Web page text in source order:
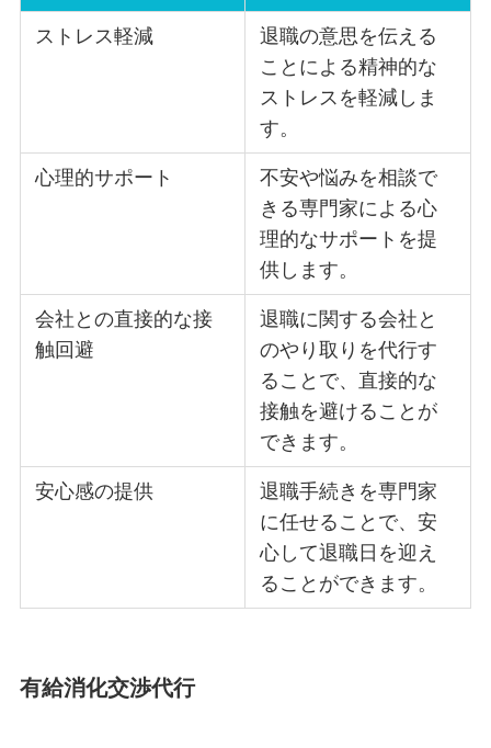
ストレス軽減
退職の意思を伝える
ことによる精神的な
ストレスを軽減しま
す。
心理的サポート
不安や悩みを相談で
きる専門家による心
理的なサポートを提
供します。
会社との直接的な接
触回避
退職に関する会社と
のやり取りを代行す
ることで、直接的な
接触を避けることが
できます。
安心感の提供
退職手続きを専門家
に任せることで、安
心して退職日を迎え
ることができます。
有給消化交渉代行